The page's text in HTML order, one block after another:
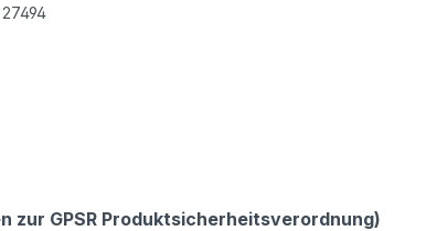
zur GPSR Produktsicherheitsverordnung)